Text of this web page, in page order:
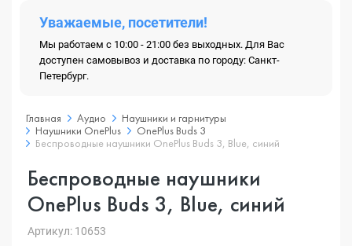
Уважаемые, посетители!
Мы работаем с 10:00 - 21:00 без выходных. Для Вас
доступен самовывоз и доставка по городу: Санкт-
Петербург.
Главная Аудио
Наушники и гарнитуры
Наушники OnePlus
OnePlus Buds 3
Беспроводные наушники OnePlus Buds 3, Blue, синий
Беспроводные наушники
OnePlus Buds 3, Blue, синий
Артикул: 10653